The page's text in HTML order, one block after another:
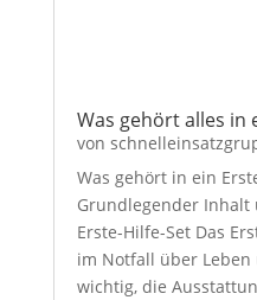
Was gehört alles in
von
Was gehört in ein
Grundlegender Inhalt
Erste-Hilfe-Set Das
im Notfall über Leben
wichtig, die